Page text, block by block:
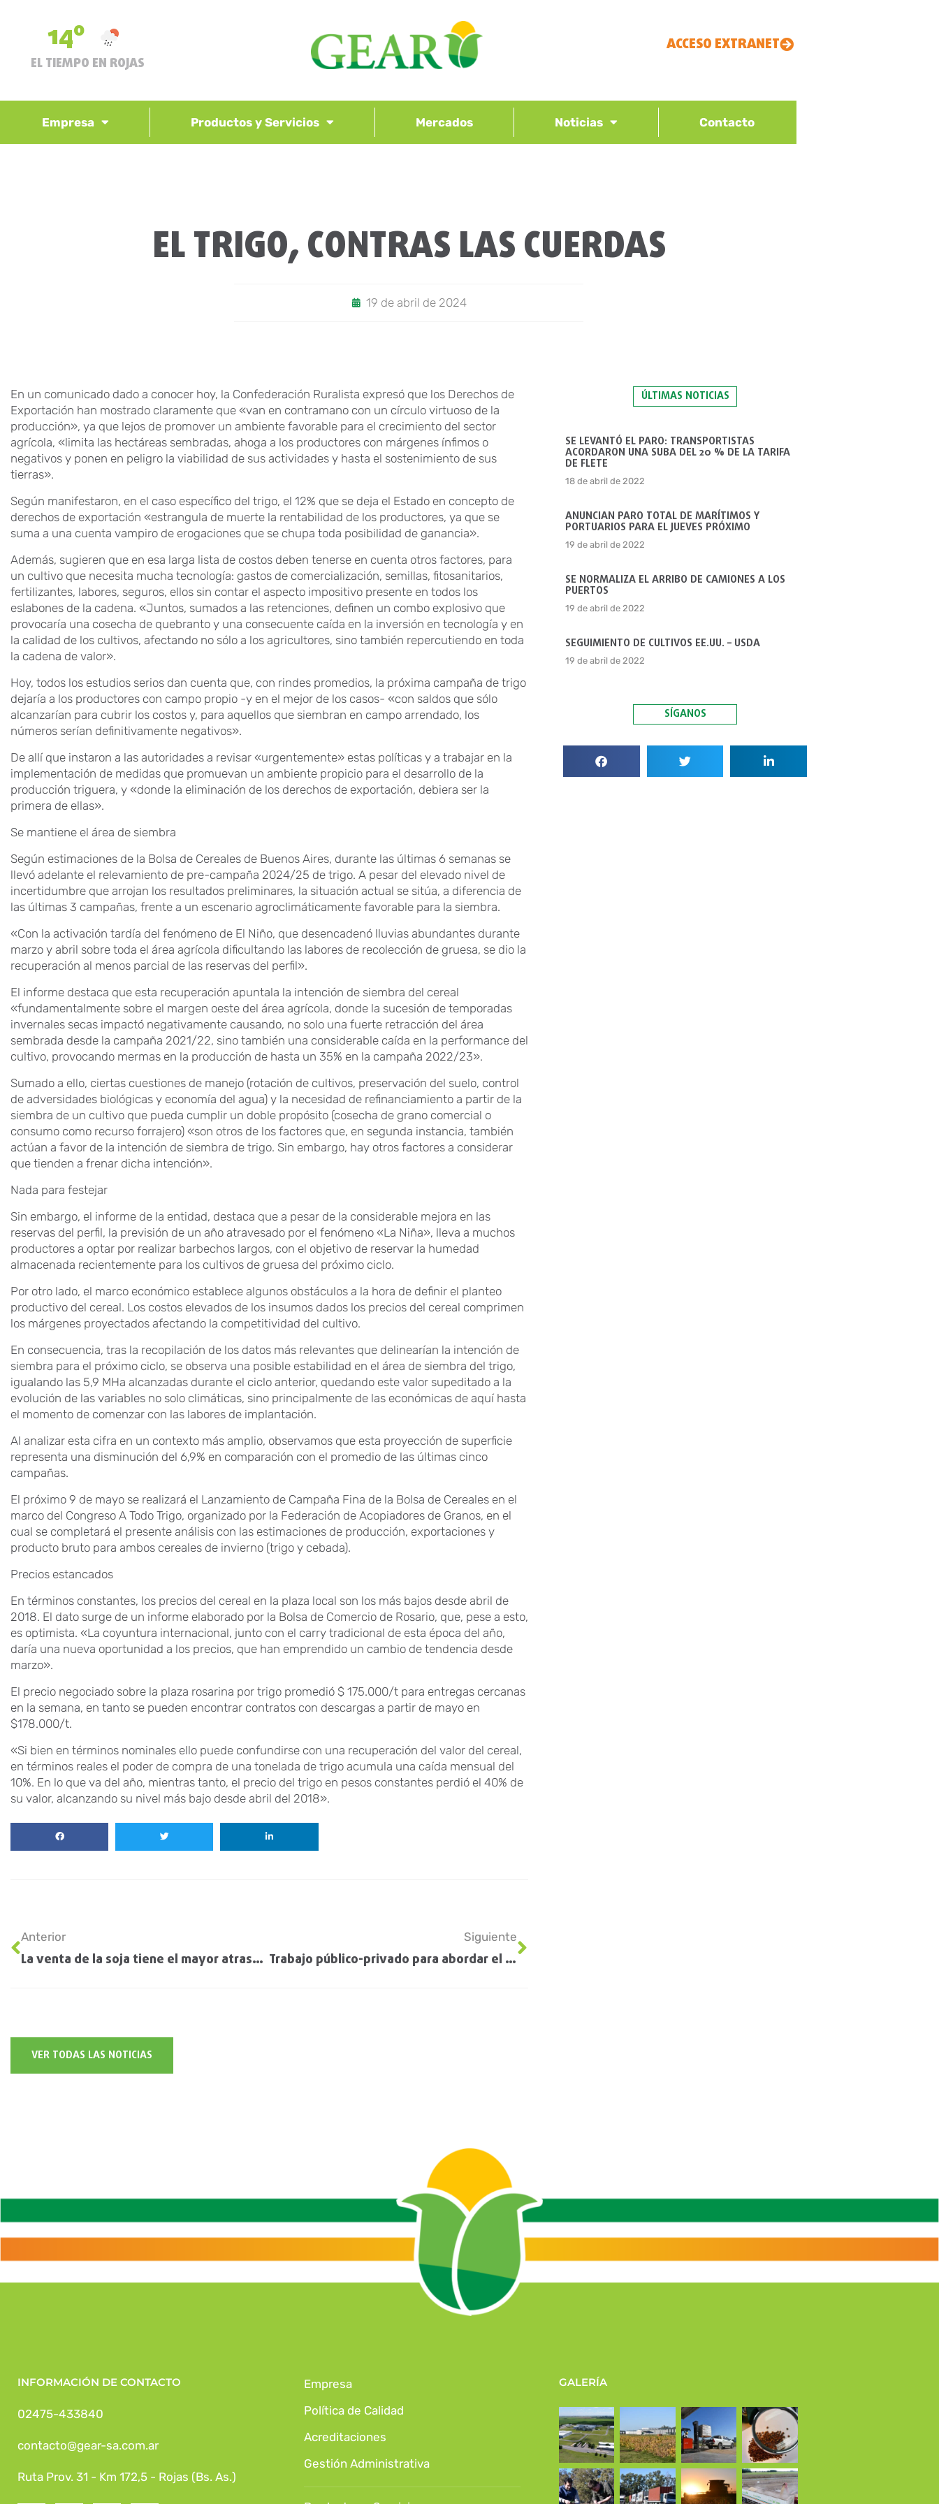
14º
EL TIEMPO EN ROJAS
ACCESO EXTRANET
Empresa Productos y Servicios Mercados Noticias Contacto
EL TRIGO, CONTRAS LAS CUERDAS
19 de abril de 2024
En un comunicado dado a conocer hoy, la Confederación Ruralista expresó que los Derechos de
Exportación han mostrado claramente que «van en contramano con un círculo virtuoso de la
producción», ya que lejos de promover un ambiente favorable para el crecimiento del sector
agrícola, «limita las hectáreas sembradas, ahoga a los productores con márgenes ínfimos o
negativos y ponen en peligro la viabilidad de sus actividades y hasta el sostenimiento de sus
tierras».
Según manifestaron, en el caso específico del trigo, el 12% que se deja el Estado en concepto de
derechos de exportación «estrangula de muerte la rentabilidad de los productores, ya que se
suma a una cuenta vampiro de erogaciones que se chupa toda posibilidad de ganancia».
Además, sugieren que en esa larga lista de costos deben tenerse en cuenta otros factores, para
un cultivo que necesita mucha tecnología: gastos de comercialización, semillas, fitosanitarios,
fertilizantes, labores, seguros, ellos sin contar el aspecto impositivo presente en todos los
eslabones de la cadena. «Juntos, sumados a las retenciones, definen un combo explosivo que
provocaría una cosecha de quebranto y una consecuente caída en la inversión en tecnología y en
la calidad de los cultivos, afectando no sólo a los agricultores, sino también repercutiendo en toda
la cadena de valor».
Hoy, todos los estudios serios dan cuenta que, con rindes promedios, la próxima campaña de trigo
dejaría a los productores con campo propio -y en el mejor de los casos- «con saldos que sólo
alcanzarían para cubrir los costos y, para aquellos que siembran en campo arrendado, los
números serían definitivamente negativos».
De allí que instaron a las autoridades a revisar «urgentemente» estas políticas y a trabajar en la
implementación de medidas que promuevan un ambiente propicio para el desarrollo de la
producción triguera, y «donde la eliminación de los derechos de exportación, debiera ser la
primera de ellas».
Se mantiene el área de siembra
Según estimaciones de la Bolsa de Cereales de Buenos Aires, durante las últimas 6 semanas se
llevó adelante el relevamiento de pre-campaña 2024/25 de trigo. A pesar del elevado nivel de
incertidumbre que arrojan los resultados preliminares, la situación actual se sitúa, a diferencia de
las últimas 3 campañas, frente a un escenario agroclimáticamente favorable para la siembra.
«Con la activación tardía del fenómeno de El Niño, que desencadenó lluvias abundantes durante
marzo y abril sobre toda el área agrícola dificultando las labores de recolección de gruesa, se dio la
recuperación al menos parcial de las reservas del perfil».
El informe destaca que esta recuperación apuntala la intención de siembra del cereal
«fundamentalmente sobre el margen oeste del área agrícola, donde la sucesión de temporadas
invernales secas impactó negativamente causando, no solo una fuerte retracción del área
sembrada desde la campaña 2021/22, sino también una considerable caída en la performance del
cultivo, provocando mermas en la producción de hasta un 35% en la campaña 2022/23».
Sumado a ello, ciertas cuestiones de manejo (rotación de cultivos, preservación del suelo, control
de adversidades biológicas y economía del agua) y la necesidad de refinanciamiento a partir de la
siembra de un cultivo que pueda cumplir un doble propósito (cosecha de grano comercial o
consumo como recurso forrajero) «son otros de los factores que, en segunda instancia, también
actúan a favor de la intención de siembra de trigo. Sin embargo, hay otros factores a considerar
que tienden a frenar dicha intención».
Nada para festejar
Sin embargo, el informe de la entidad, destaca que a pesar de la considerable mejora en las
reservas del perfil, la previsión de un año atravesado por el fenómeno «La Niña», lleva a muchos
productores a optar por realizar barbechos largos, con el objetivo de reservar la humedad
almacenada recientemente para los cultivos de gruesa del próximo ciclo.
Por otro lado, el marco económico establece algunos obstáculos a la hora de definir el planteo
productivo del cereal. Los costos elevados de los insumos dados los precios del cereal comprimen
los márgenes proyectados afectando la competitividad del cultivo.
En consecuencia, tras la recopilación de los datos más relevantes que delinearían la intención de
siembra para el próximo ciclo, se observa una posible estabilidad en el área de siembra del trigo,
igualando las 5,9 MHa alcanzadas durante el ciclo anterior, quedando este valor supeditado a la
evolución de las variables no solo climáticas, sino principalmente de las económicas de aquí hasta
el momento de comenzar con las labores de implantación.
Al analizar esta cifra en un contexto más amplio, observamos que esta proyección de superficie
representa una disminución del 6,9% en comparación con el promedio de las últimas cinco
campañas.
El próximo 9 de mayo se realizará el Lanzamiento de Campaña Fina de la Bolsa de Cereales en el
marco del Congreso A Todo Trigo, organizado por la Federación de Acopiadores de Granos, en el
cual se completará el presente análisis con las estimaciones de producción, exportaciones y
producto bruto para ambos cereales de invierno (trigo y cebada).
Precios estancados
En términos constantes, los precios del cereal en la plaza local son los más bajos desde abril de
2018. El dato surge de un informe elaborado por la Bolsa de Comercio de Rosario, que, pese a esto,
es optimista. «La coyuntura internacional, junto con el carry tradicional de esta época del año,
daría una nueva oportunidad a los precios, que han emprendido un cambio de tendencia desde
marzo».
El precio negociado sobre la plaza rosarina por trigo promedió $ 175.000/t para entregas cercanas
en la semana, en tanto se pueden encontrar contratos con descargas a partir de mayo en
$178.000/t.
«Si bien en términos nominales ello puede confundirse con una recuperación del valor del cereal,
en términos reales el poder de compra de una tonelada de trigo acumula una caída mensual del
10%. En lo que va del año, mientras tanto, el precio del trigo en pesos constantes perdió el 40% de
su valor, alcanzando su nivel más bajo desde abril del 2018».
Anterior
La venta de la soja tiene el mayor atraso de los últimos 7 años
Siguiente
Trabajo público-privado para abordar el problema del achaparramiento del maíz
VER TODAS LAS NOTICIAS
ÚLTIMAS NOTICIAS
SE LEVANTÓ EL PARO: TRANSPORTISTAS
ACORDARON UNA SUBA DEL 20 % DE LA TARIFA
DE FLETE
18 de abril de 2022
ANUNCIAN PARO TOTAL DE MARÍTIMOS Y
PORTUARIOS PARA EL JUEVES PRÓXIMO
19 de abril de 2022
SE NORMALIZA EL ARRIBO DE CAMIONES A LOS
PUERTOS
19 de abril de 2022
SEGUIMIENTO DE CULTIVOS EE.UU. – USDA
19 de abril de 2022
SÍGANOS
INFORMACIÓN DE CONTACTO
02475-433840
contacto@gear-sa.com.ar
Ruta Prov. 31 - Km 172,5 - Rojas (Bs. As.)
Empresa
Política de Calidad
Acreditaciones
Gestión Administrativa
GALERÍA